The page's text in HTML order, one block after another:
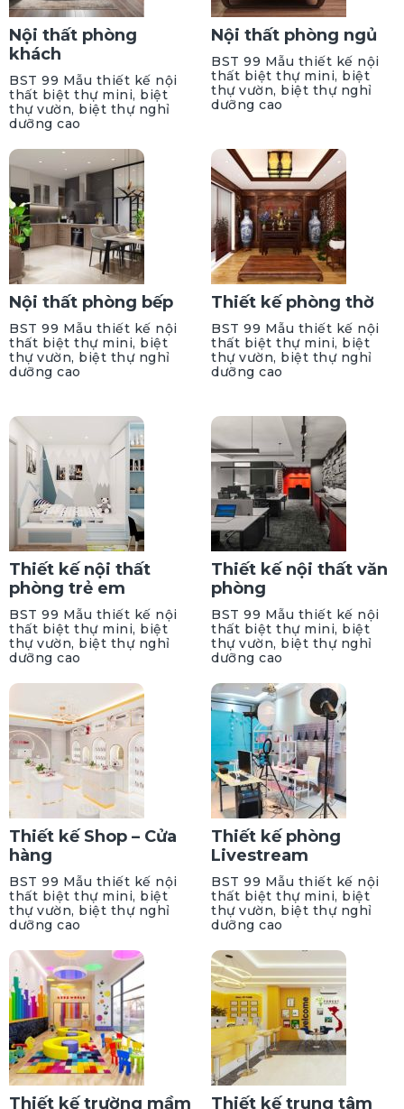
Nội thất phòng
khách
BST 99 Mẫu thiết kế nội
thất biệt thự mini, biệt
thự vườn, biệt thự nghỉ
dưỡng cao
Nội thất phòng ngủ
BST 99 Mẫu thiết kế nội
thất biệt thự mini, biệt
thự vườn, biệt thự nghỉ
dưỡng cao
Nội thất phòng bếp
BST 99 Mẫu thiết kế nội
thất biệt thự mini, biệt
thự vườn, biệt thự nghỉ
dưỡng cao
Thiết kế phòng thờ
BST 99 Mẫu thiết kế nội
thất biệt thự mini, biệt
thự vườn, biệt thự nghỉ
dưỡng cao
Thiết kế nội thất
phòng trẻ em
BST 99 Mẫu thiết kế nội
thất biệt thự mini, biệt
thự vườn, biệt thự nghỉ
dưỡng cao
Thiết kế nội thất văn
phòng
BST 99 Mẫu thiết kế nội
thất biệt thự mini, biệt
thự vườn, biệt thự nghỉ
dưỡng cao
Thiết kế Shop – Cửa
hàng
BST 99 Mẫu thiết kế nội
thất biệt thự mini, biệt
thự vườn, biệt thự nghỉ
dưỡng cao
Thiết kế phòng
Livestream
BST 99 Mẫu thiết kế nội
thất biệt thự mini, biệt
thự vườn, biệt thự nghỉ
dưỡng cao
Thiết kế trường mầm Thiết kế trung tâm